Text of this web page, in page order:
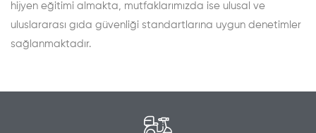
hijyen eğitimi almakta, mutfaklarımızda ise ulusal ve
uluslararası gıda güvenliği standartlarına uygun denetimler
sağlanmaktadır.